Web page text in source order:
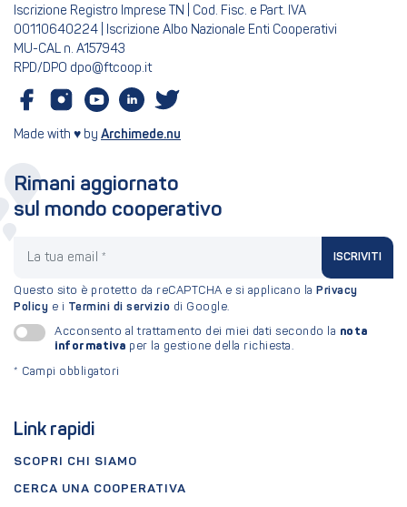
Iscrizione Registro Imprese TN | Cod. Fisc. e Part. IVA
00110640224 | Iscrizione Albo Nazionale Enti Cooperativi
MU-CAL n. A157943
RPD/DPO dpo@ftcoop.it
Made with ♥ by Archimede.nu
Link rapidi
SCOPRI CHI SIAMO
CERCA UNA COOPERATIVA
Rimani aggiornato
sul mondo cooperativo
ISCRIVITI
Questo sito è protetto da reCAPTCHA e si applicano la Privacy
Policy e i Termini di servizio di Google.
Acconsento al trattamento dei miei dati secondo la nota
informativa per la gestione della richiesta.
* Campi obbligatori